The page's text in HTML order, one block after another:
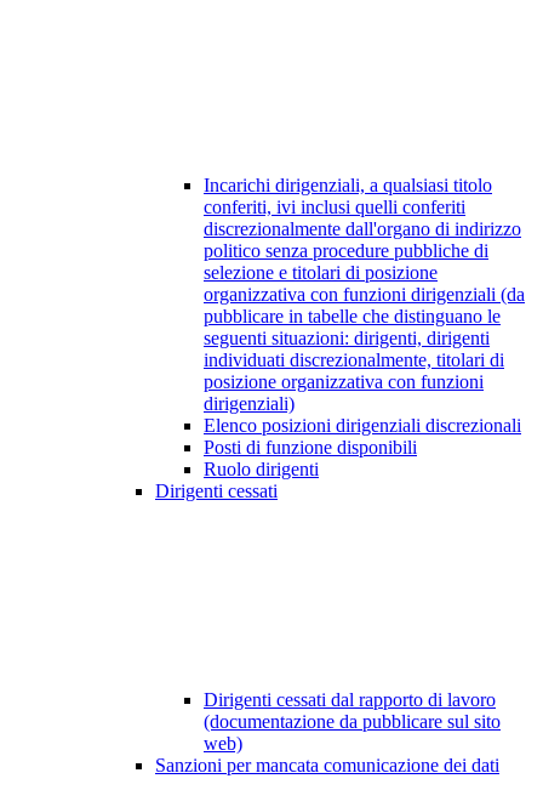
Incarichi dirigenziali, a qualsiasi titolo
conferiti, ivi inclusi quelli conferiti
discrezionalmente dall'organo di indirizzo
politico senza procedure pubbliche di
selezione e titolari di posizione
organizzativa con funzioni dirigenziali (da
pubblicare in tabelle che distinguano le
seguenti situazioni: dirigenti, dirigenti
individuati discrezionalmente, titolari di
posizione organizzativa con funzioni
dirigenziali)
Elenco posizioni dirigenziali discrezionali
Posti di funzione disponibili
Ruolo dirigenti
Dirigenti cessati
Dirigenti cessati dal rapporto di lavoro
(documentazione da pubblicare sul sito
web)
Sanzioni per mancata comunicazione dei dati